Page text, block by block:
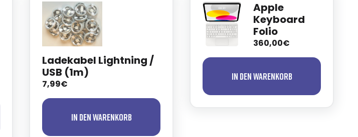
Ladekabel Lightning /
USB (1m)
7,99€
In den Warenkorb
Apple
Keyboard
Folio
360,00€
In den Warenkorb